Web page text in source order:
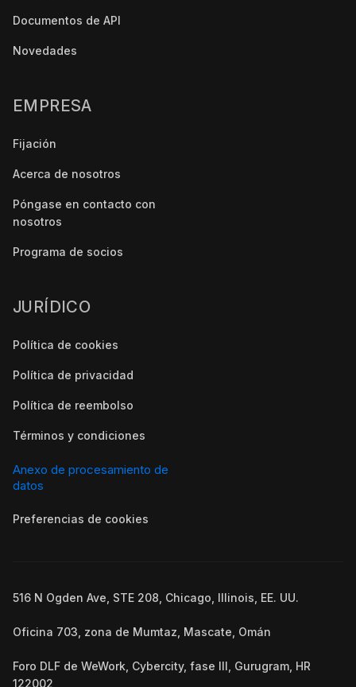
Documentos de API
Novedades
EMPRESA
Fijación
Acerca de nosotros
Póngase en contacto con
nosotros
Programa de socios
JURÍDICO
Política de cookies
Política de privacidad
Política de reembolso
Términos y condiciones
Anexo de procesamiento de
datos
Preferencias de cookies
516 N Ogden Ave, STE 208, Chicago, Illinois, EE. UU.
Oficina 703, zona de Mumtaz, Mascate, Omán
Foro DLF de WeWork, Cybercity, fase III, Gurugram, HR
122002